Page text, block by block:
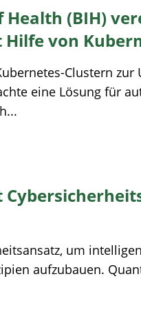
(BIH)
von
Clustern zur
eine Lösung für
um
aufzubauen.